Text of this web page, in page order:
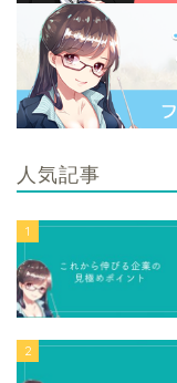
人気記事
1
2